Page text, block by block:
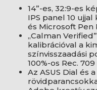
14”-es, 32:9-es
IPS panel 10
és Microsoft Pen
„Calman
kalibrációval a
színvisszaadási
100%-os Rec.
Az ASUS Dial és